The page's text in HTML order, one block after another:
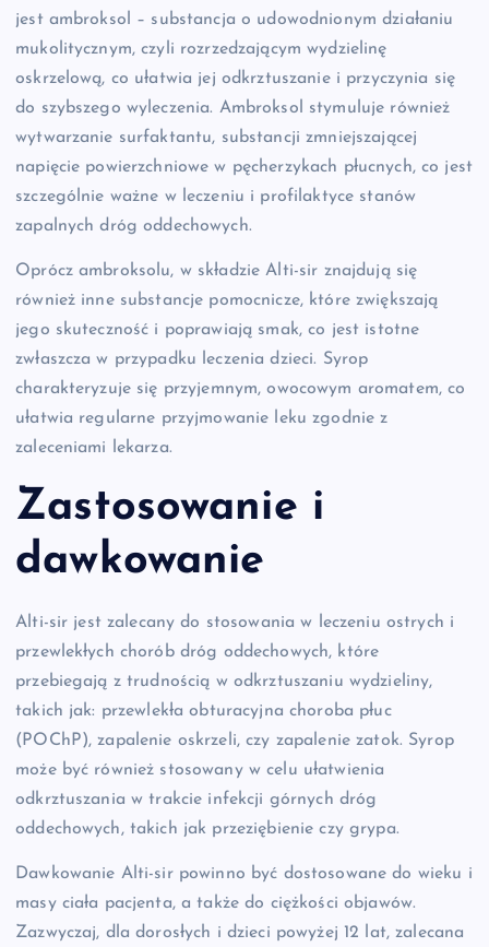
jest ambroksol – substancja o udowodnionym działaniu
mukolitycznym, czyli rozrzedzającym wydzielinę
oskrzelową, co ułatwia jej odkrztuszanie i przyczynia się
do szybszego wyleczenia. Ambroksol stymuluje również
wytwarzanie surfaktantu, substancji zmniejszającej
napięcie powierzchniowe w pęcherzykach płucnych, co jest
szczególnie ważne w leczeniu i profilaktyce stanów
zapalnych dróg oddechowych.
Oprócz ambroksolu, w składzie Alti-sir znajdują się
również inne substancje pomocnicze, które zwiększają
jego skuteczność i poprawiają smak, co jest istotne
zwłaszcza w przypadku leczenia dzieci. Syrop
charakteryzuje się przyjemnym, owocowym aromatem, co
ułatwia regularne przyjmowanie leku zgodnie z
zaleceniami lekarza.
Zastosowanie i
dawkowanie
Alti-sir jest zalecany do stosowania w leczeniu ostrych i
przewlekłych chorób dróg oddechowych, które
przebiegają z trudnością w odkrztuszaniu wydzieliny,
takich jak: przewlekła obturacyjna choroba płuc
(POChP), zapalenie oskrzeli, czy zapalenie zatok. Syrop
może być również stosowany w celu ułatwienia
odkrztuszania w trakcie infekcji górnych dróg
oddechowych, takich jak przeziębienie czy grypa.
Dawkowanie Alti-sir powinno być dostosowane do wieku i
masy ciała pacjenta, a także do ciężkości objawów.
Zazwyczaj, dla dorosłych i dzieci powyżej 12 lat, zalecana